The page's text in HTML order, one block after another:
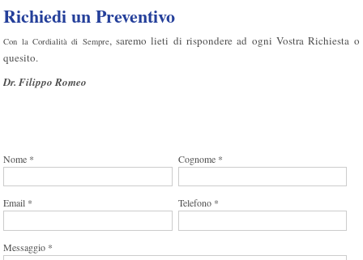
Richiedi un Preventivo
Con la Cordialità di Sempre, saremo lieti di rispondere ad ogni Vostra Richiesta o
quesito.
Dr. Filippo Romeo
Nome * Cognome *
Email * Telefono *
Messaggio *